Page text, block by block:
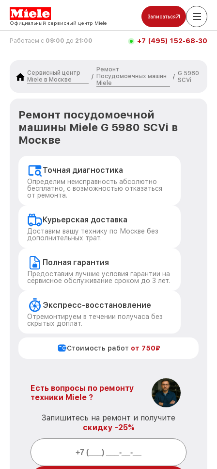
Официальный сервисный центр Miele
Записаться
Работаем с 09:00 до 21:00 +7 (495) 152-68-30
Сервисный центр
Miele в Москве
/
Ремонт
Посудомоечных машин
Miele
/ G 5980
SCVi
Ремонт посудомоечной
машины Miele G 5980 SCVi в
Москве
Точная диагностика
Определим неисправность абсолютно
бесплатно, с возможностью отказаться
от ремонта.
Курьерская доставка
Доставим вашу технику по Москве без
дополнительных трат.
Полная гарантия
Предоставим лучшие условия гарантии на
сервисное обслуживание сроком до 3 лет.
Экспресс-восстановление
Отремонтируем в течении получаса без
скрытых доплат.
Стоимость работ от 750₽
Есть вопросы по ремонту
техники Miele ?
Запишитесь на ремонт и получите
скидку -25%